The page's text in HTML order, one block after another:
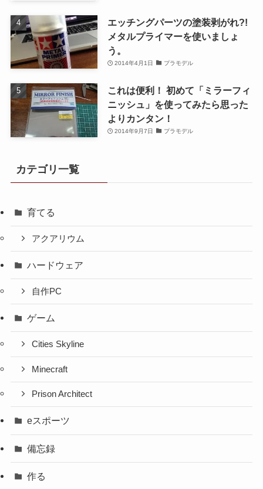
エッチングパーツの塗装剥がれ?!
メタルプライマーを使いましょ
う。
2014年4月1日 プラモデル
これは便利！ 初めて「ミラーフィ
ニッシュ」を使ってみたら思った
よりカンタン！
2014年9月7日 プラモデル
カテゴリ一覧
育てる
アクアリウム
ハードウェア
自作PC
ゲーム
Cities Skyline
Minecraft
Prison Architect
eスポーツ
備忘録
作る